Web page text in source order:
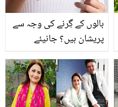
بالوں کے گِرنے کی وجہ سے
پریشان ہیں؟ جانیئے
کی وجوہات اور اس کا
علاج